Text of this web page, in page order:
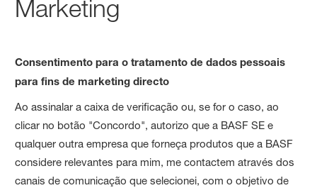
Marketing
Consentimento para o tratamento de dados pessoais
para fins de marketing directo
Ao assinalar a caixa de verificação ou, se for o caso, ao
clicar no botão "Concordo", autorizo que a BASF SE e
qualquer outra empresa que forneça produtos que a BASF
considere relevantes para mim, me contactem através dos
canais de comunicação que selecionei, com o objetivo de